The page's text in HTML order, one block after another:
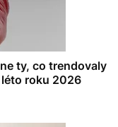
ty, co trendovaly
roku 2026